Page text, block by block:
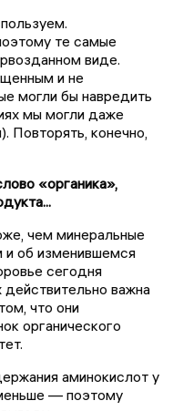
те самые
виде.
и не
могли бы навредить
мы могли даже
Повторять, конечно,
«органика»,
чем минеральные
об изменившемся
сегодня
важна
что они
органического
аминокислот у
— поэтому